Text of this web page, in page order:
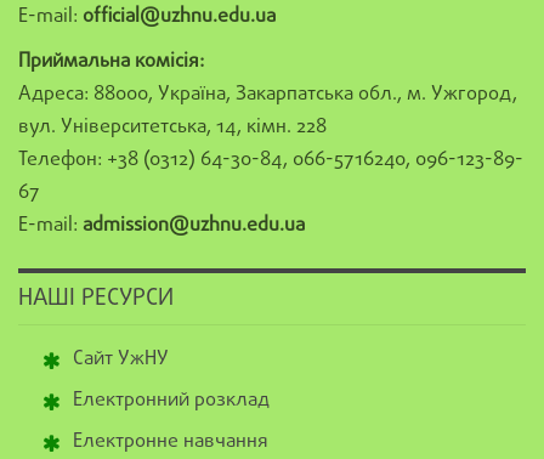
E-mail: official@uzhnu.edu.ua
Приймальна комісія:
Адреса: 88000, Україна, Закарпатська обл., м. Ужгород,
вул. Університетська, 14, кімн. 228
Телефон: +38 (0312) 64-30-84, 066-5716240, 096-123-89-
67
E-mail: admission@uzhnu.edu.ua
НАШІ РЕСУРСИ
Сайт УжНУ
Електронний розклад
Електронне навчання